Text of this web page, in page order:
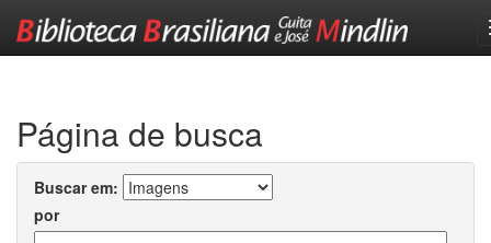
Página de busca
Buscar em:
por